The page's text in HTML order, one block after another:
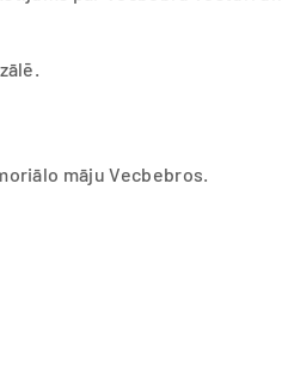
māju Vecbebros.